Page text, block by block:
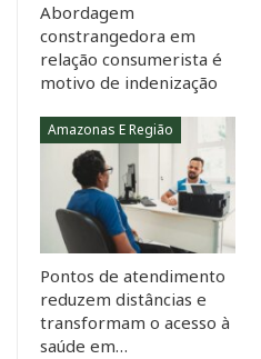
Abordagem
constrangedora em
relação consumerista é
motivo de indenização
Amazonas E Região
Pontos de atendimento
reduzem distâncias e
transformam o acesso à
saúde em…